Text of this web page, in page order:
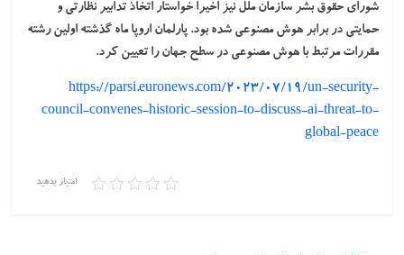
شورای حقوق بشر سازمان ملل نیز اخیرا خواستار اتخاذ تدابیر نظارتی و
حمایتی در برابر هوش مصنوعی شده بود. پارلمان اروپا ماه گذشته اولین رشته
مقررات مرتبط با هوش مصنوعی در سطح جهان را تعیین کرد.
https://parsi.euronews.com/2023/07/19/un-security-
council-convenes-historic-session-to-discuss-ai-threat-to-
global-peace
امتیاز بدهید